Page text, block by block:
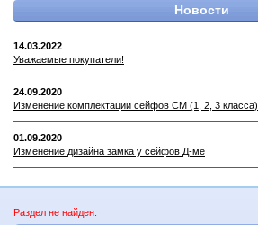
Новости
14.03.2022
Уважаемые покупатели!
24.09.2020
Изменение комплектации сейфов СМ (1, 2, 3 класса)
01.09.2020
Изменение дизайна замка у сейфов Д-ме
Раздел не найден.